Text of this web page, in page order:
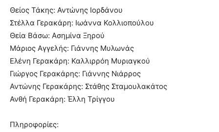
Θείος Τάκης: Αντώνης Ιορδάνου
Στέλλα Γερακάρη: Ιωάννα Κολλιοπούλου
Θεία Βάσω: Ασημίνα Ξηρού
Μάριος Αγγελής: Γιάννης Μυλωνάς
Ελένη Γερακάρη: Καλλιρρόη Μυριαγκού
Γιώργος Γερακάρης: Γιάννης Νιάρρος
Αντώνης Γερακάρης: Στάθης Σταμουλακάτος
Ανθή Γερακάρη: Έλλη Τρίγγου
Πληροφορίες: